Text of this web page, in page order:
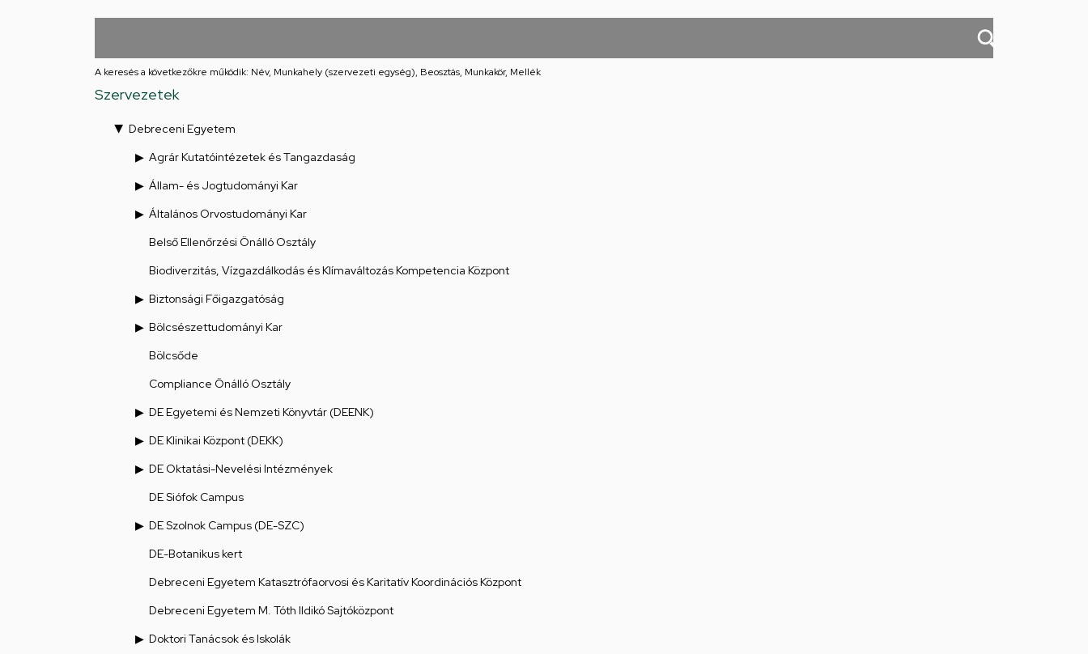
Iskolája
feladatellátási
A keresés a következőkre működik: Név, Munkahely (szervezeti egység), Beosztás, Munkakör, Mellék
Szervezetek
Debreceni Egyetem
Agrár Kutatóintézetek és Tangazdaság
Állam- és Jogtudományi Kar
Általános Orvostudományi Kar
Belső Ellenőrzési Önálló Osztály
Biodiverzitás, Vízgazdálkodás és Klímaváltozás Kompetencia Központ
Biztonsági Főigazgatóság
Bölcsészettudományi Kar
Bölcsőde
Compliance Önálló Osztály
DE Egyetemi és Nemzeti Könyvtár (DEENK)
DE Klinikai Központ (DEKK)
DE Oktatási-Nevelési Intézmények
DE Siófok Campus
DE Szolnok Campus (DE-SZC)
DE-Botanikus kert
Debreceni Egyetem Katasztrófaorvosi és Karitatív Koordinációs Központ
Debreceni Egyetem M. Tóth Ildikó Sajtóközpont
Doktori Tanácsok és Iskolák